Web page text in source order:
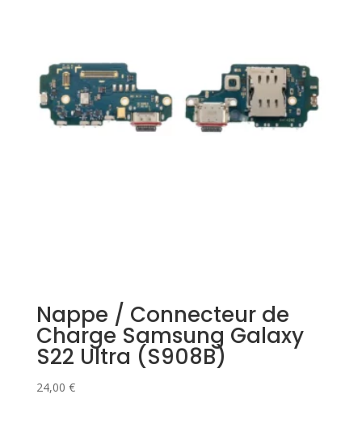
Nappe / Connecteur de
Charge Samsung Galaxy
S22 Ultra (S908B)
24,00 €